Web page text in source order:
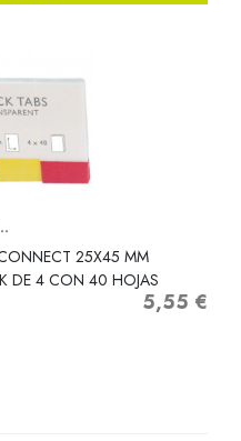
25X45 MM
DE 4 CON 40 HOJAS
Precio
5,55 €